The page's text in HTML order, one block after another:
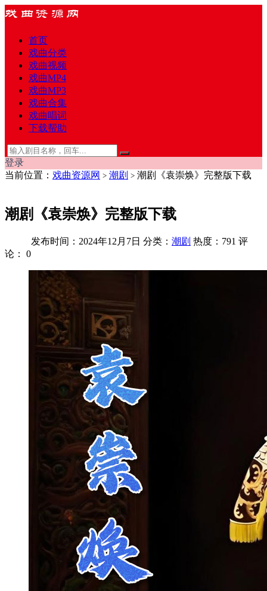
首页
戏曲分类
戏曲视频
戏曲MP4
戏曲MP3
戏曲合集
戏曲唱词
下载帮助
登录
当前位置： 戏曲资源网 > 潮剧 > 潮剧《袁崇焕》完整版下载
潮剧《袁崇焕》完整版下载
发布时间：2024年12月7日 分类： 潮剧 热度：791 评
论：
0